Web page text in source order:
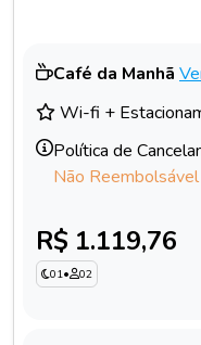
Café da Manhã
Wi-fi +
Política de
Não Reembolsável
R$ 1.119,76
01• 02